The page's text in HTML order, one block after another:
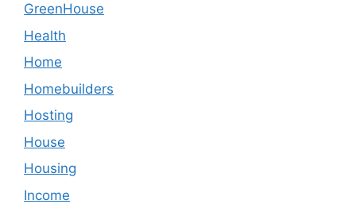
GreenHouse
Health
Home
Homebuilders
Hosting
House
Housing
Income